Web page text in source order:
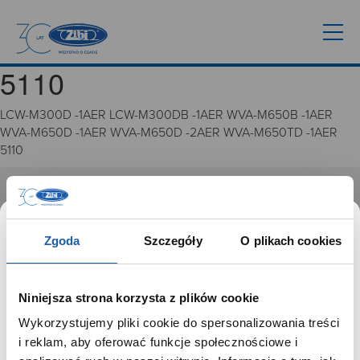
Zgoda Szczegóły O plikach cookies
Niniejsza strona korzysta z plików cookie
Wykorzystujemy pliki cookie do spersonalizowania treści
i reklam, aby oferować funkcje społecznościowe i
5110
LCW-M300D -1AER LCW-M300DB -1AER WVA-M650B -1AER
WVA-M650D -1AER WVA-M650D -2AER WVA-M650TD -1AER
5110
GRUPA ZIBI
Historia
Kariera
Zgoda na ciasteczka
SZANOWNY UŻYTKOWNIKU,